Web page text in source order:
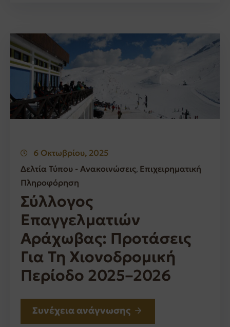
6 Οκτωβρίου, 2025
Δελτία Τύπου - Ανακοινώσεις‚ Επιχειρηματική
Πληροφόρηση
Σύλλογος
Επαγγελματιών
Αράχωβας: Προτάσεις
Για Τη Χιονοδρομική
Περίοδο 2025–2026
Συνέχεια ανάγνωσης